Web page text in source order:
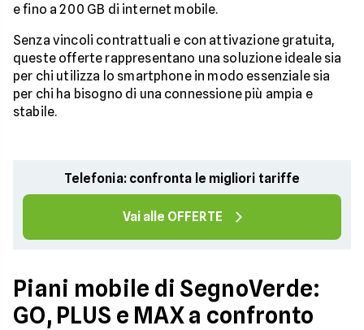
e fino a 200 GB di internet mobile.
Senza vincoli contrattuali e con attivazione gratuita,
queste offerte rappresentano una soluzione ideale sia
per chi utilizza lo smartphone in modo essenziale sia
per chi ha bisogno di una connessione più ampia e
stabile.
Telefonia: confronta le migliori tariffe
Vai alle OFFERTE
Piani mobile di SegnoVerde:
GO, PLUS e MAX a confronto